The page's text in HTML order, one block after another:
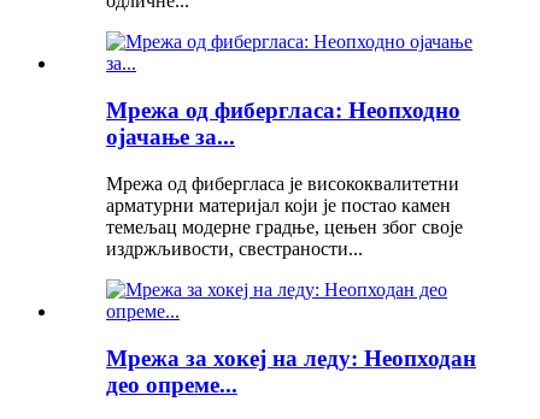
Мрежа од фибергласа: Неопходно
ојачање за...
Мрежа од фибергласа је висококвалитетни
арматурни материјал који је постао камен
темељац модерне градње, цењен због своје
издржљивости, свестраности...
Мрежа за хокеј на леду: Неопходан
део опреме...